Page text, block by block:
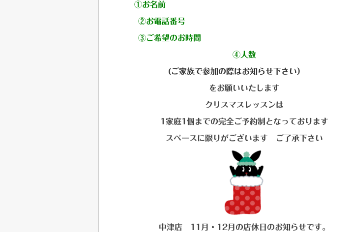
①お名前
②お電話番号
③ご希望のお時間
④人数
(ご家族で参加の際はお知らせ下さい）
をお願いいたします
クリスマスレッスンは
1家庭1個までの完全ご予約制となっております
スペースに限りがございます ご了承下さい
中津店 11月・12月の店休日のお知らせです。